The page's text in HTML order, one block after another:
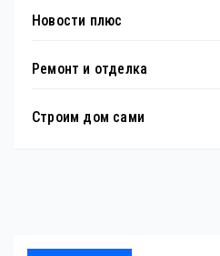
Новости плюс
Ремонт и отделка
Строим дом сами